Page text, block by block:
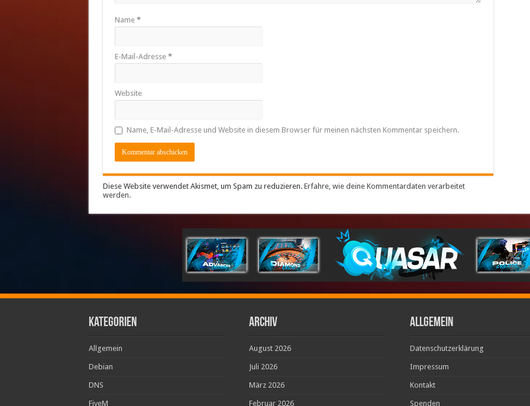
Name *
E-Mail-Adresse *
Website
Name, E-Mail-Adresse und Website in diesem Browser für meinen nächsten Kommentar speichern.
Diese Website verwendet Akismet, um Spam zu reduzieren. Erfahre, wie deine Kommentardaten verarbeitet
werden.
Kategorien
Allgemein
Debian
DNS
FiveM
Archiv
August 2026
Juli 2026
März 2026
Februar 2026
ALLGEMEIN
Datenschutzerklärung
Impressum
Kontakt
Spenden